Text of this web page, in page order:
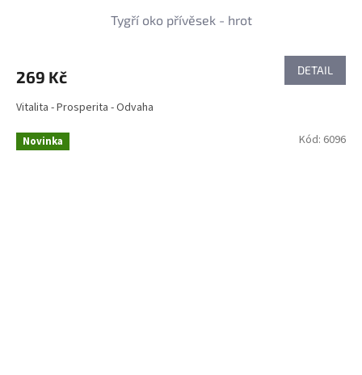
Tygří oko přívěsek - hrot
269 Kč DETAIL
Vitalita - Prosperita - Odvaha
Novinka Kód: 6096